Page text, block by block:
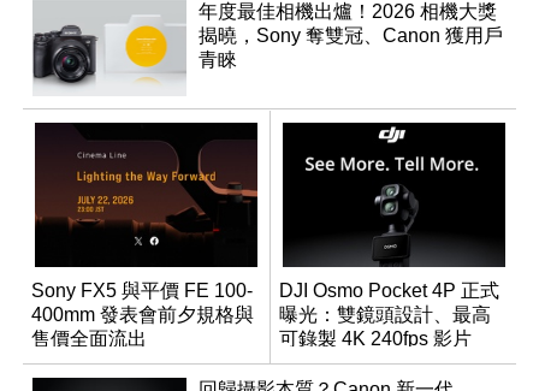
年度最佳相機出爐！2026 相機大獎
揭曉，Sony 奪雙冠、Canon 獲用戶
青睞
Sony FX5 與平價 FE 100-
400mm 發表會前夕規格與
售價全面流出
DJI Osmo Pocket 4P 正式
曝光：雙鏡頭設計、最高
可錄製 4K 240fps 影片